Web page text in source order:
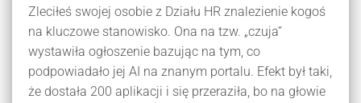
Zleciłeś swojej osobie z Działu HR znalezienie kogoś
na kluczowe stanowisko. Ona na tzw. „czuja”
wystawiła ogłoszenie bazując na tym, co
podpowiadało jej AI na znanym portalu. Efekt był taki,
że dostała 200 aplikacji i się przeraziła, bo na głowie